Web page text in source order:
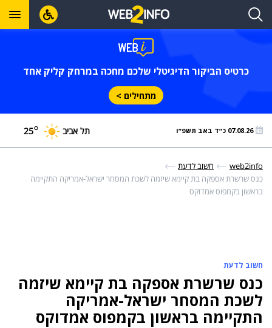
כרטיס הביקור הדיגיטלי שלכם מחכה במרחק קליק אחד
מתחילים >
07.08.26 כ״ד באב תשפ״ו תל אביב 25°
web2info
חשוב לדעת
כנס שרשרת אספקה בת קיימא שיזמה לשכת המסחר ישראל-אמריקה התקיימה
בראשון בקמפוס אמדוקס
חשוב לדעת
כנס שרשרת אספקה בת קיימא שיזמה
לשכת המסחר ישראל-אמריקה
התקיימה בראשון בקמפוס אמדוקס